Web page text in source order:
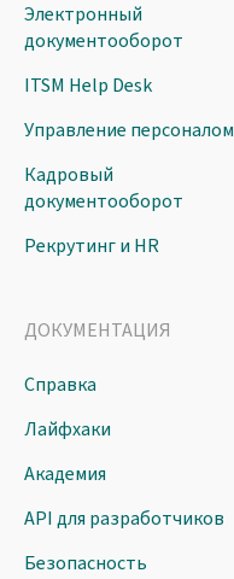
Электронный
документооборот
ITSM Help Desk
Управление персоналом
Кадровый
документооборот
Рекрутинг и HR
ДОКУМЕНТАЦИЯ
Справка
Лайфхаки
Академия
API для разработчиков
Безопасность